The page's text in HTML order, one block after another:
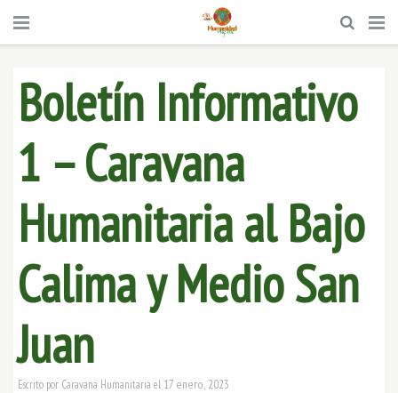
Boletín Informativo
1 – Caravana
Humanitaria al Bajo
Calima y Medio San
Juan
Escrito por Caravana Humanitaria el 17 enero, 2023